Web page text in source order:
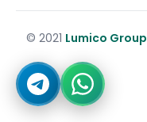
© 2021 Lumico Group